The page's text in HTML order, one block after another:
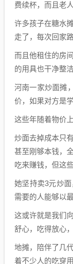
费续杯，而且老
许多孩子在糖水
走了，每次回家
而且他租住的房
的用具也干净整
河南一家炒面摊
价，如果对方是
这些年随着物价
炒面去掉成本只
甚至刚够本钱，
吃来赚钱，但这
她坚持卖3元炒
需要的人能够以
这或许就是我们
舒心，吃得放心
地摊，陪伴了几
着不少人的吃穿